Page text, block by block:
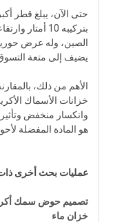
الصين، وله عرض حورية
يضيف إلى متعة
الأهم من ذلك،
خزانات الأسماك
وانكسار منخفض
هو المادة المفضلة
عمليات بحث أخرى
تصميم حوض سمك
خزان ماء